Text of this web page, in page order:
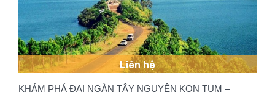
Liên hệ
KHÁM PHÁ ĐẠI NGÀN TÂY NGUYÊN KON TUM –